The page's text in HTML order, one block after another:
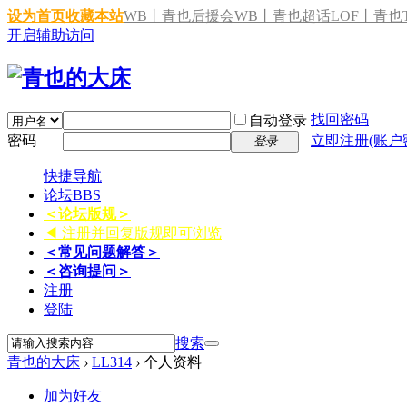
设为首页收藏本站WB丨青也后援会WB丨青也超话LOF丨青也
开启辅助访问
自动登录 找回密码
密码
登录 立即注册(账
快捷导航
论坛BBS
＜论坛版规＞
◀ 注册并回复版规即可浏览
＜常见问题解答＞
＜咨询提问＞
注册
登陆
搜索
青也的大床 › LL314 › 个人资料
加为好友